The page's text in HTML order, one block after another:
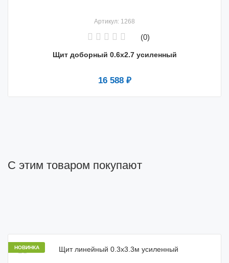
Артикул: 1268
(0)
Щит доборный 0.6х2.7 усиленный
16 588 ₽
С этим товаром покупают
НОВИНКА